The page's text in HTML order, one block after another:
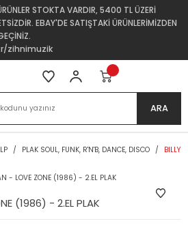
STOKTA VARDIR, 5400 TL ÜZERİ
EBAY'DE SATIŞTAKİ ÜRÜNLERİMİZDEN
zihnimuzik
ARA
PLAK SOUL, FUNK, R'N'B, DANCE, DISCO BILLY
(1986) - 2.EL PLAK